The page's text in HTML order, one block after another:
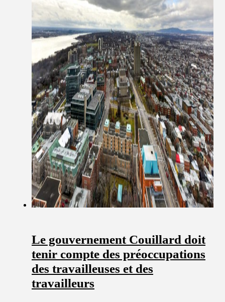
Le gouvernement Couillard doit
tenir compte des préoccupations
des travailleuses et des
travailleurs